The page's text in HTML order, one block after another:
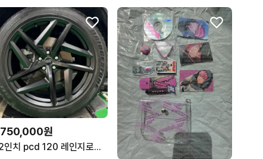
원
22인치 pcd 120 레인지로버 칸 타입52 디자인 블랙 휠 신품